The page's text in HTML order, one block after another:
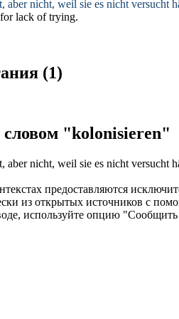
, aber nicht, weil sie es nicht versucht
lack of trying.
(1)
"kolonisieren"
, aber nicht, weil sie es nicht versucht
предоставляются
из открытых источников с
используйте опцию